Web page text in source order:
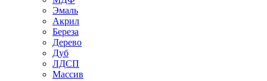
Эмаль
Акрил
Береза
Дерево
Дуб
ЛДСП
Массив